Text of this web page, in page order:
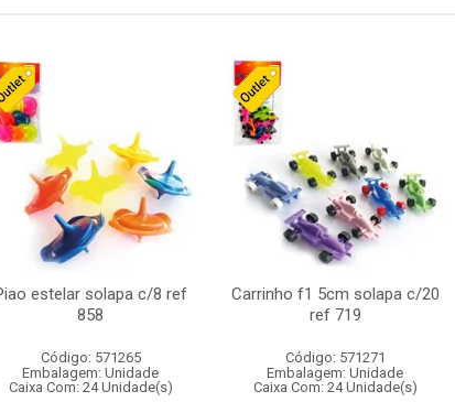
estelar solapa c/8 ref
858
Código: 571265
Embalagem: Unidade
Caixa Com: 24 Unidade(s)
Carrinho f1 5cm solapa c/20
ref 719
Código: 571271
Embalagem: Unidade
Caixa Com: 24 Unidade(s)